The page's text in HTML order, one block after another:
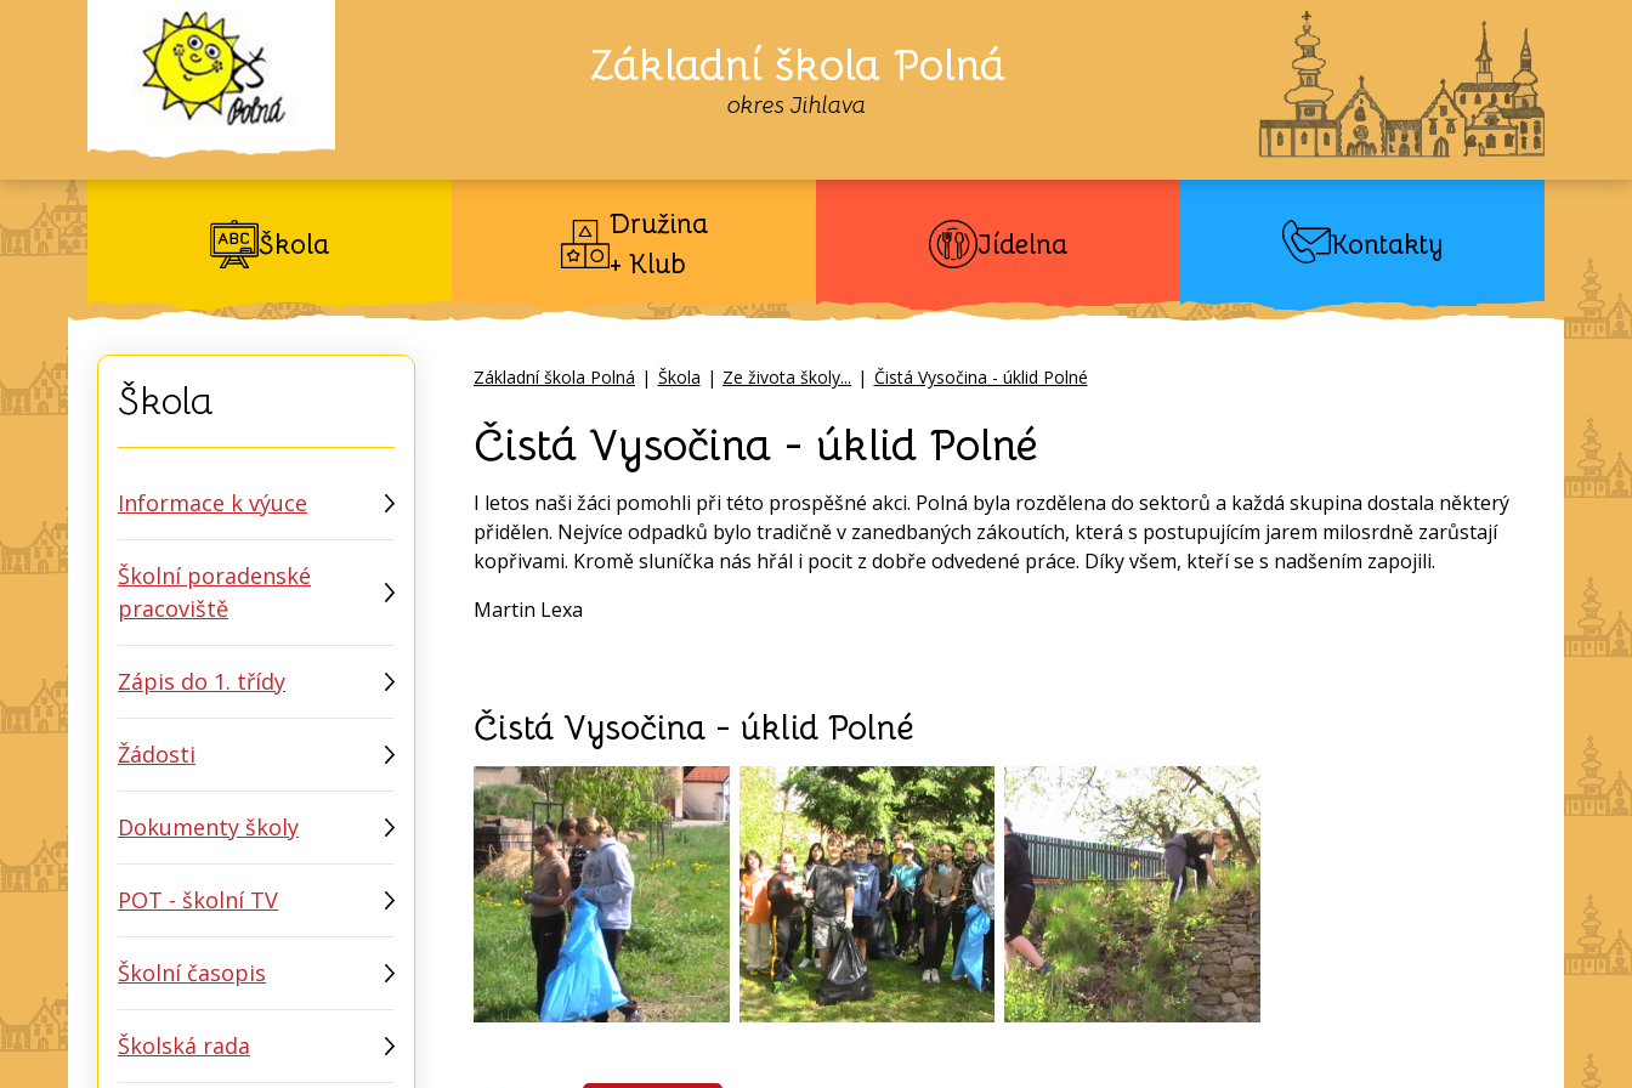
Základní škola Polná
okres Jihlava
Škola
Družina
+ Klub
Jídelna Kontakty
Základní škola Polná | Škola | Ze života školy... | Čistá Vysočina - úklid Polné
Čistá Vysočina - úklid Polné
I letos naši žáci pomohli při této prospěšné akci. Polná byla rozdělena do sektorů a každá skupina dostala některý
přidělen. Nejvíce odpadků bylo tradičně v zanedbaných zákoutích, která s postupujícím jarem milosrdně zarůstají
kopřivami. Kromě sluníčka nás hřál i pocit z dobře odvedené práce. Díky všem, kteří se s nadšením zapojili.
Martin Lexa
Čistá Vysočina - úklid Polné
Škola
Informace k výuce
Školní poradenské
pracoviště
Zápis do 1. třídy
Žádosti
Dokumenty školy
POT - školní TV
Školní časopis
Školská rada